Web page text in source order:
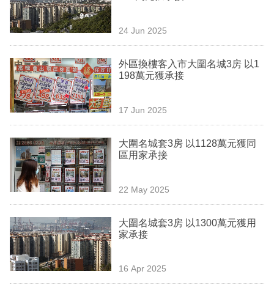
訂
閱
區
24 Jun 2025
外區換樓客入市大圍名城3房 以1
198萬元獲承接
17 Jun 2025
大圍名城套3房 以1128萬元獲同
區用家承接
22 May 2025
大圍名城套3房 以1300萬元獲用
家承接
16 Apr 2025